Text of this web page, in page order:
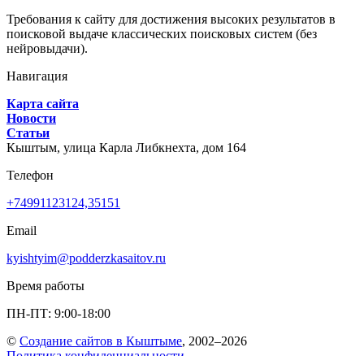
Требования к сайту для достижения высоких результатов в
поисковой выдаче классических поисковых систем (без
нейровыдачи).
Навигация
Карта сайта
Новости
Статьи
Кыштым, улица Карла Либкнехта, дом 164
Телефон
+74991123124,35151
Email
kyishtyim@podderzkasaitov.ru
Время работы
ПН-ПТ: 9:00-18:00
© Создание сайтов в Кыштыме, 2002–2026